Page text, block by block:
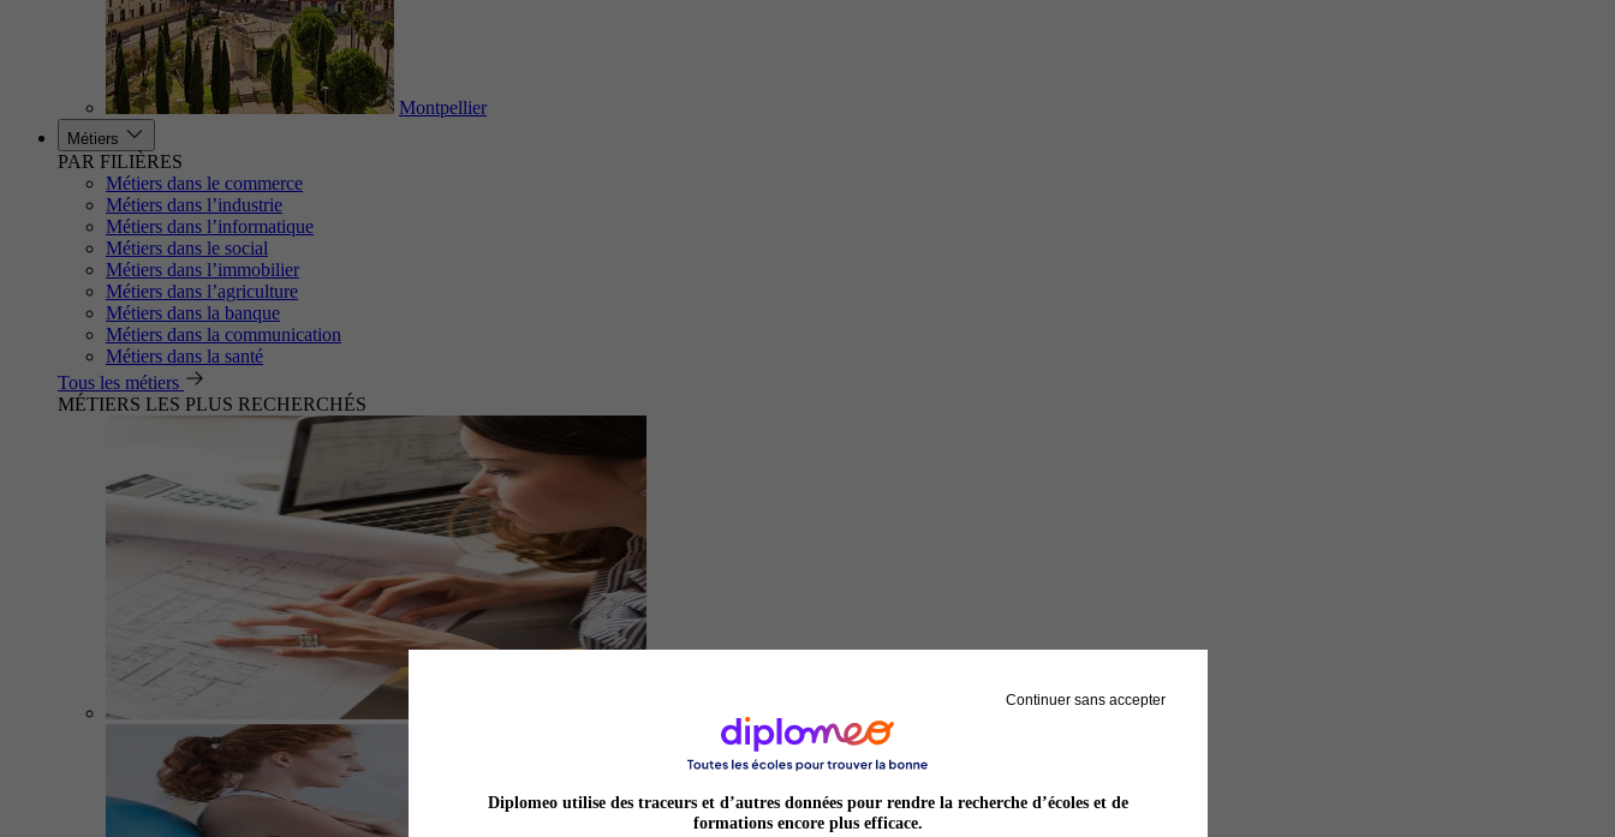
Montpellier
Métiers
PAR FILIÈRES
Métiers dans le commerce
Métiers dans l’industrie
Métiers dans l’informatique
Métiers dans le social
Métiers dans l’immobilier
Métiers dans l’agriculture
Métiers dans la banque
Métiers dans la communication
Métiers dans la santé
Tous les métiers
MÉTIERS LES PLUS RECHERCHÉS
Continuer sans accepter
Diplomeo utilise des traceurs et d’autres données pour rendre la recherche d’écoles et de
formations encore plus efficace.